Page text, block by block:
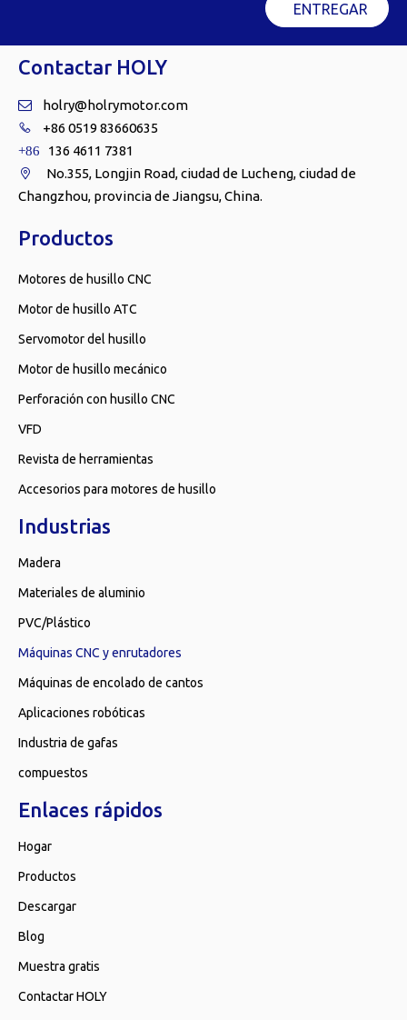
ENTREGAR
Contactar HOLY
 holry@holrymotor.com
 +86 0519 83660635
+86 136 4611 7381

No.355, Longjin Road, ciudad de Lucheng, ciudad de
Changzhou, provincia de Jiangsu, China.
Productos
Motores de husillo CNC
Motor de husillo ATC
Servomotor del husillo
Motor de husillo mecánico
Perforación con husillo CNC
VFD
Revista de herramientas
Accesorios para motores de husillo
Industrias
Madera
Materiales de aluminio
PVC/Plástico
Máquinas CNC y enrutadores
Máquinas de encolado de cantos
Aplicaciones robóticas
Industria de gafas
compuestos
Enlaces rápidos
Hogar
Productos
Descargar
Blog
Muestra gratis
Contactar HOLY